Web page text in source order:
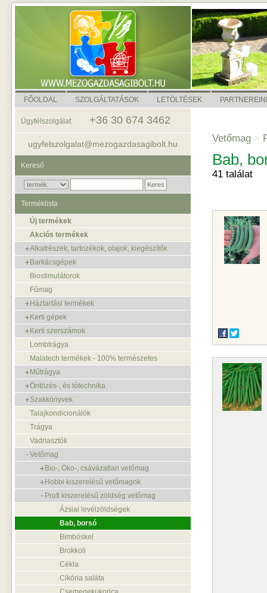
FŐOLDAL SZOLGÁLTATÁSOK LETÖLTÉSEK
Vetőmag >
Bab,
41 találat
Ügyfélszolgálat: +36 30 674 3462
ugyfelszolgalat@mezogazdasagibolt.hu
Kereső
Terméklista
Új termékek
Akciós termékek
Alkatrészek, tartozékok, olajok, kiegészítők
Barkácsgépek
Biostimulátorok
Fűmag
Háztartási termékek
Kerti gépek
Kerti szerszámok
Lombtrágya
Malatech termékek - 100% természetes
Műtrágya
Öntözés-, és tótechnika
Szakkönyvek
Talajkondicionálók
Trágya
Vadriasztók
Vetőmag
Bio-, Öko-, csávázatlan vetőmag
Hobbi kiszerelésű vetőmagok
Profi kiszerelésű zöldség vetőmag
Ázsiai levélzöldségek
Bab, borsó
Bimbóskel
Brokkoli
Cékla
Cikória saláta